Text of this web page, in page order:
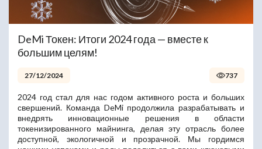
DeMi Токен: Итоги 2024 года — вместе к
большим целям!
27/12/2024 737
2024 год стал для нас годом активного роста и больших
свершений. Команда DeMi продолжила разрабатывать и
внедрять инновационные решения в области
токенизированного майнинга, делая эту отрасль более
доступной, экологичной и прозрачной. Мы гордимся